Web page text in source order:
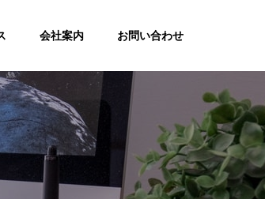
会社案内 お問い合わせ